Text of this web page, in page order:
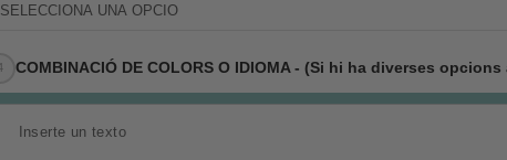
SELECCIONA UNA OPCIÓ
COMBINACIÓ DE COLORS O IDIOMA - (Si hi ha diverses